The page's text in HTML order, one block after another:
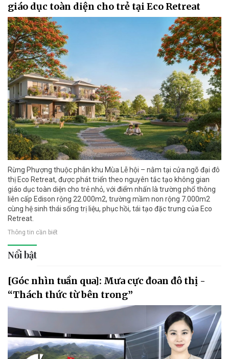
giáo dục toàn diện cho trẻ tại Eco Retreat
Rừng Phượng thuộc phân khu Mùa Lễ hội – nằm tại cửa ngõ đại đô
thị Eco Retreat, được phát triển theo nguyên tắc tạo không gian
giáo dục toàn diện cho trẻ nhỏ, với điểm nhấn là trường phổ thông
liên cấp Edison rộng 22.000m2, trường mầm non rộng 7.000m2
cùng hệ sinh thái sống trị liệu, phục hồi, tái tạo đặc trưng của Eco
Retreat.
Thông tin cần biết
Nổi bật
[Góc nhìn tuần qua]: Mưa cực đoan đô thị -
“Thách thức từ bên trong”